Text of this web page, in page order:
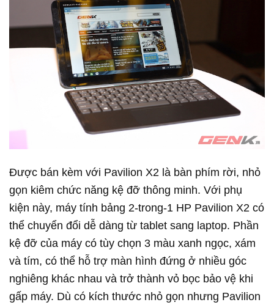
Được bán kèm với Pavilion X2 là bàn phím rời, nhỏ
gọn kiêm chức năng kệ đỡ thông minh. Với phụ
kiện này, máy tính bảng 2-trong-1 HP Pavilion X2 có
thể chuyển đổi dễ dàng từ tablet sang laptop. Phần
kệ đỡ của máy có tùy chọn 3 màu xanh ngọc, xám
và tím, có thể hỗ trợ màn hình đứng ở nhiều góc
nghiêng khác nhau và trở thành vỏ bọc bảo vệ khi
gấp máy. Dù có kích thước nhỏ gọn nhưng Pavilion